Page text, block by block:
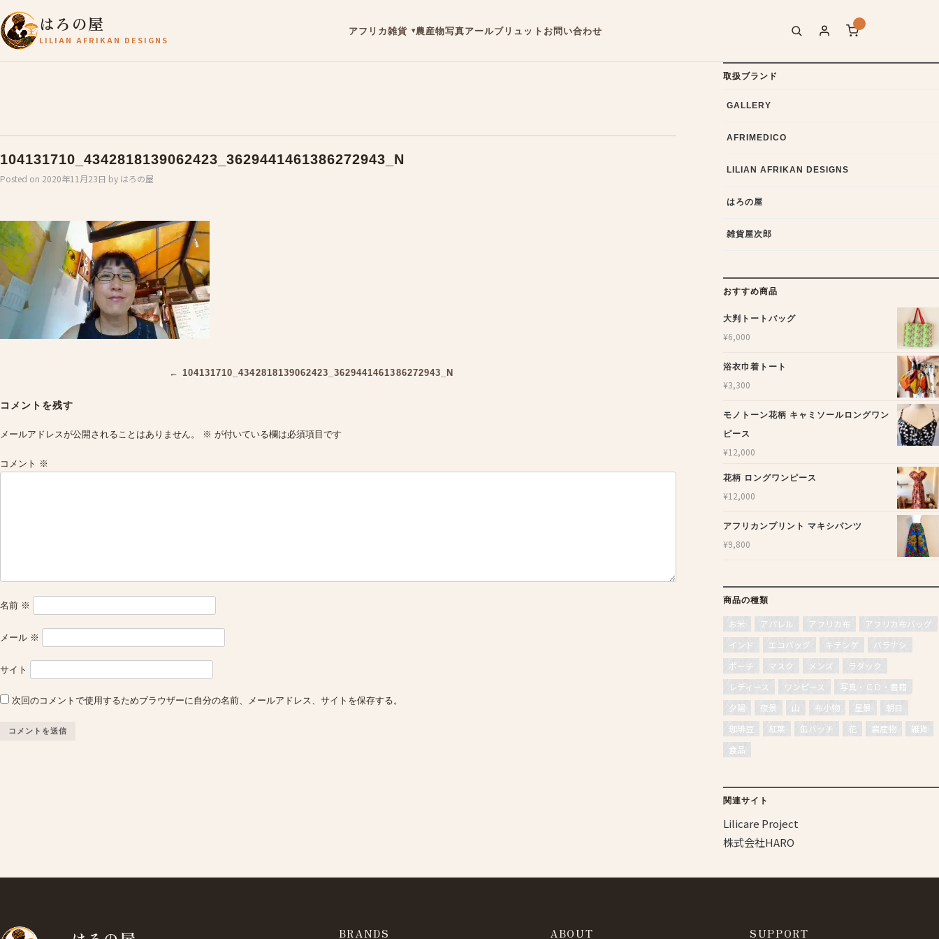
はろの屋
LILIAN AFRIKAN DESIGNS
アフリカ雑貨 農産物写真アールブリュット お問い合わせ
104131710_4342818139062423_3629441461386272943_N
Posted on 2020年11月23日 by はろの屋
← 104131710_4342818139062423_3629441461386272943_N
コメントを残す
メールアドレスが公開されることはありません。 ※ が付いている欄は必須項目です
コメント ※
名前 ※
メール ※
サイト
次回のコメントで使用するためブラウザーに自分の名前、メールアドレス、サイトを保存する。
取扱ブランド
GALLERY
AFRIMEDICO
LILIAN AFRIKAN DESIGNS
はろの屋
雑貨屋次郎
おすすめ商品
大判トートバッグ
¥6,000
浴衣巾着トート
¥3,300
モノトーン花柄 キャミソールロングワン
ピース
¥12,000
花柄 ロングワンピース
¥12,000
アフリカンプリント マキシパンツ
¥9,800
商品の種類
お米 アパレル アフリカ布
アフリカ布バッグ
インド
エコバッグ キテンゲ
バラナシ
ポーチ
マスク メンズ
ラダック
レディース
ワンピース
写真・ＣＤ・書籍
夕陽
夜景 山 布小物 星景
朝日
珈琲豆
紅葉 缶バッチ 花 農産物
雑貨
食品
関連サイト
Lilicare Project
株式会社HARO
BRANDS ABOUT SUPPORT